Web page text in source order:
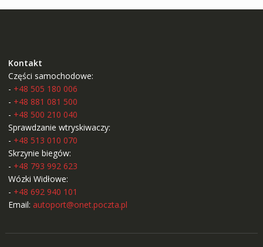
Kontakt
Części samochodowe:
- +48 505 180 006
- +48 881 081 500
- +48 500 210 040
Sprawdzanie wtryskiwaczy:
- +48 513 010 070
Skrzynie biegów:
- +48 793 992 623
Wózki Widłowe:
- +48 692 940 101
Email: autoport@onet.poczta.pl